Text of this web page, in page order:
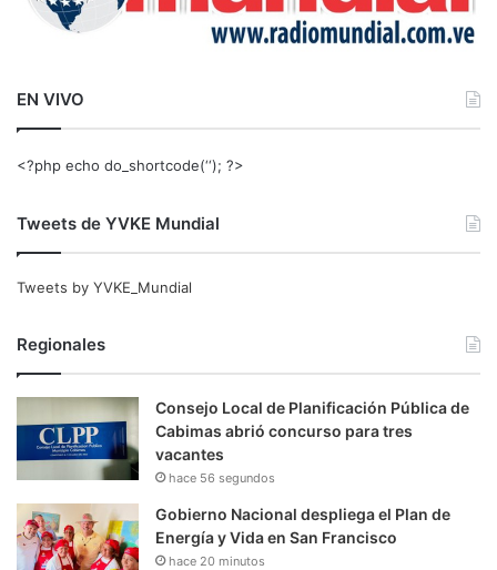
EN VIVO
<?php echo do_shortcode(‘‘); ?>
Tweets de YVKE Mundial
Tweets by YVKE_Mundial
Regionales
Consejo Local de Planificación Pública de
Cabimas abrió concurso para tres
vacantes
hace 56 segundos
Gobierno Nacional despliega el Plan de
Energía y Vida en San Francisco
hace 20 minutos